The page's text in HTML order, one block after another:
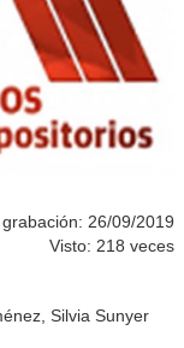
26/09/2019
Visto: 218 veces
Silvia Sunyer